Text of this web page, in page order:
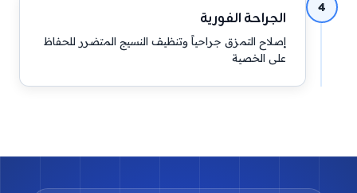
4
الجراحة الفورية
إصلاح التمزق جراحياً وتنظيف النسيج المتضرر للحفاظ
على الخصية